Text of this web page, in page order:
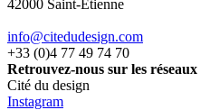
42000 Saint-Étienne
info@citedudesign.com
+33 (0)4 77 49 74 70
Retrouvez-nous sur les réseaux
Cité du design
Instagram